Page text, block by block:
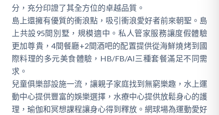
分，充分印證了其全方位的卓越品質。
島上還擁有優質的衝浪點，吸引衝浪愛好者前來朝聖。島
上共設95間別墅，規模適中。私人管家服務讓度假體驗
更加尊貴，4間餐廳+2間酒吧的配置提供從海鮮燒烤到國
際料理的多元美食體驗，HB/FB/AI三種套餐滿足不同需
求。
兒童俱樂部設施一流，讓親子家庭找到無窮樂趣，水上運
動中心提供豐富的娛樂選擇，水療中心提供放鬆身心的護
理，瑜伽和冥想課程讓身心得到釋放。網球場為運動愛好